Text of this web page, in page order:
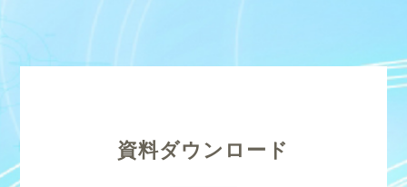
資料ダウンロード